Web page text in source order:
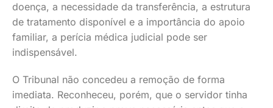
doença, a necessidade da transferência, a estrutura
de tratamento disponível e a importância do apoio
familiar, a perícia médica judicial pode ser
indispensável.
O Tribunal não concedeu a remoção de forma
imediata. Reconheceu, porém, que o servidor tinha